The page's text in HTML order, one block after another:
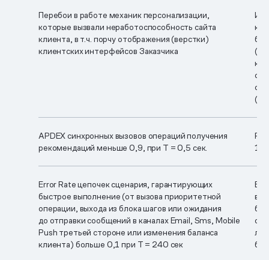
Перебои в работе механик персонализации,
которые вызвали неработоспособность сайта
клиента, в т.ч. порчу отображения (верстки)
клиентских интерфейсов Заказчика
APDEX синхронных вызовов операций получения
рекомендаций меньше0,9, при T = 0,5 сек.
10
Error Rate цепочек сценария, гарантирующих
быстрое выполнение (от вызова приоритетной
операции, выхода из блока шагов или ожидания
до отправки сообщений в каналах Email, Sms, Mobile
Push третьей стороне или изменения баланса
клиента) больше 0,1 при T = 240 сек